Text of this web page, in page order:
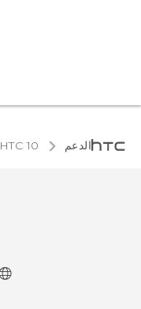
الدعم HTC 10‎